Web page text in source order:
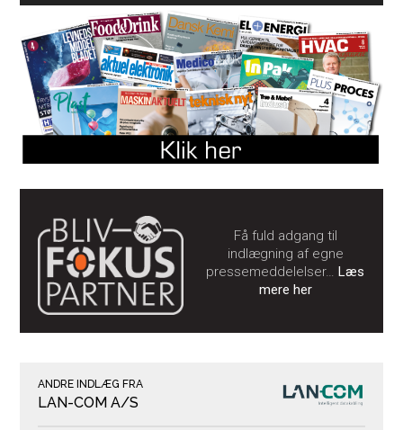
Få fuld adgang til
indlægning af egne
pressemeddelelser…Læs
mere her
ANDRE INDLÆG FRA
LAN-COM A/S